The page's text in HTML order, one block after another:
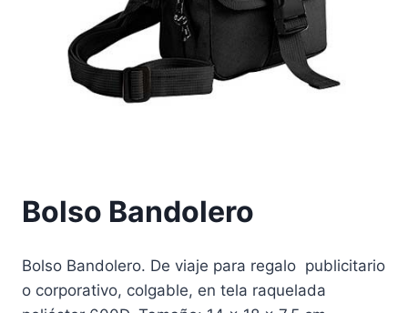
Bolso Bandolero
Bolso Bandolero. De viaje para regalo publicitario
o corporativo, colgable, en tela raquelada